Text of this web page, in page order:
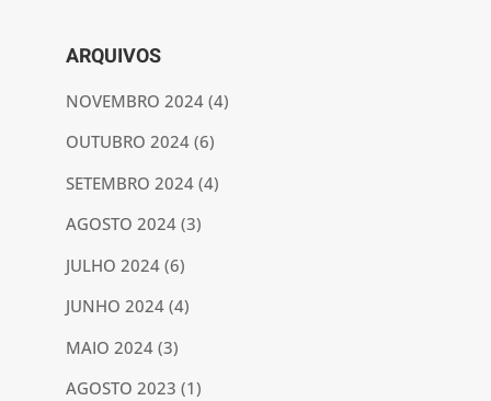
ARQUIVOS
NOVEMBRO 2024(4)
OUTUBRO 2024(6)
SETEMBRO 2024(4)
AGOSTO 2024(3)
JULHO 2024(6)
JUNHO 2024(4)
MAIO 2024(3)
AGOSTO 2023 (1)